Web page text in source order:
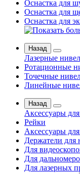
Оснастка для
Оснастка для
Оснастка для
Назад
Лазерные
Ротационные
Точечные
Линейные
Назад
Аксессуары
Рейки
Аксессуары
Держатели для
Для
Для
Для лазерных